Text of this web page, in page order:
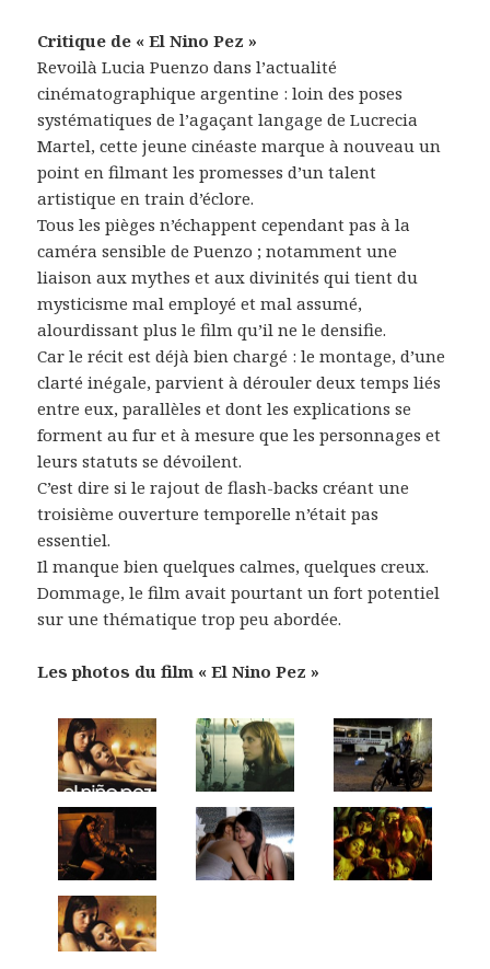
Critique de « El Nino Pez »
Revoilà Lucia Puenzo dans l’actualité
cinématographique argentine : loin des poses
systématiques de l’agaçant langage de Lucrecia
Martel, cette jeune cinéaste marque à nouveau un
point en filmant les promesses d’un talent
artistique en train d’éclore.
Tous les pièges n’échappent cependant pas à la
caméra sensible de Puenzo ; notamment une
liaison aux mythes et aux divinités qui tient du
mysticisme mal employé et mal assumé,
alourdissant plus le film qu’il ne le densifie.
Car le récit est déjà bien chargé : le montage, d’une
clarté inégale, parvient à dérouler deux temps liés
entre eux, parallèles et dont les explications se
forment au fur et à mesure que les personnages et
leurs statuts se dévoilent.
C’est dire si le rajout de flash-backs créant une
troisième ouverture temporelle n’était pas
essentiel.
Il manque bien quelques calmes, quelques creux.
Dommage, le film avait pourtant un fort potentiel
sur une thématique trop peu abordée.
Les photos du film « El Nino Pez »